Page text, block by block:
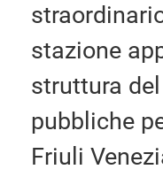
stazione
struttura
pubbliche
Friuli